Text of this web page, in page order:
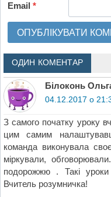
Email*
ОДИН КОМЕНТАР
Білоконь
04.12.2017 о
З самого початку уроку
цим самим
команда виконувала
міркували,
подорожжю . Такі уроки
Вчитель розумничка!